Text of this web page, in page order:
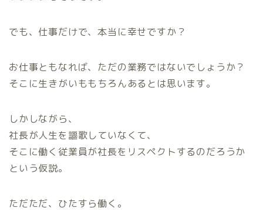
でも、仕事だけで、本当に幸せですか？
お仕事ともなれば、ただの業務ではないでしょうか？
そこに生きがいももちろんあるとは思います。
しかしながら、
社長が人生を謳歌していなくて、
そこに働く従業員が社長をリスペクトするのだろうか
という仮説。
ただただ、ひたすら働く。